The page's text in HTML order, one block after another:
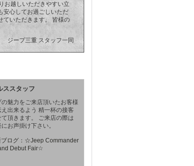
お越しいただきやすい立
安心してお過ごしいただ
ていただきます。 皆様の
ジープ三重 スタッフ一同
ススタッフ
の魅力をご来店頂いたお客様
え出来るよう 精一杯の接客
て頂きます。 ご来店の際は
お声掛け下さい。
ブログ：☆Jeep Commander
Debut Fair☆